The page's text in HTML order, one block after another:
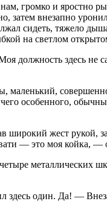
громко и яростно
затем внезапно
сидеть, тяжело
на светлом
должность здесь не
особенного,
широкий жест рукой,
— это моя койка,
металлических
один. Да! —